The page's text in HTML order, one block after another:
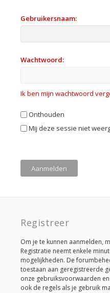
Gebruikersnaam:
Wachtwoord:
Ik ben mijn wachtwoord
Onthouden
Mij deze sessie niet
Registreer
Om je te kunnen aanmelden,
Registratie neemt enkele
mogelijkheden. De
toestaan aan geregistreerde
onze gebruiksvoorwaarden
ook de regels als je gebruik